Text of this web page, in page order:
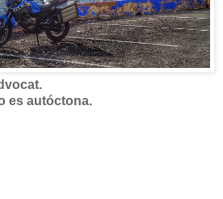
es autóctona.